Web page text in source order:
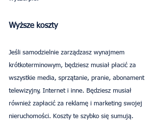
Wyższe koszty
Jeśli samodzielnie zarządzasz wynajmem
krótkoterminowym, będziesz musiał płacić za
wszystkie media, sprzątanie, pranie, abonament
telewizyjny, Internet i inne. Będziesz musiał
również zapłacić za reklamę i marketing swojej
nieruchomości. Koszty te szybko się sumują.